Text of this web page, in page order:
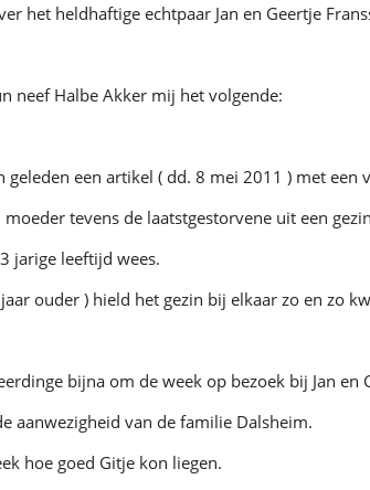
het heldhaftige echtpaar Jan en Geertje
neef Halbe Akker mij het volgende:
geleden een artikel ( dd. 8 mei 2011 ) met
tevens de laatstgestorvene uit een
jarige leeftijd wees.
ouder ) hield het gezin bij elkaar zo en zo
bijna om de week op bezoek bij Jan en
aanwezigheid van de familie Dalsheim.
hoe goed Gitje kon liegen.